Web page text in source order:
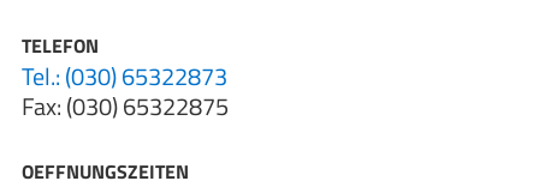
TELEFON
Tel.: (030) 65322873
Fax: (030) 65322875
OEFFNUNGSZEITEN